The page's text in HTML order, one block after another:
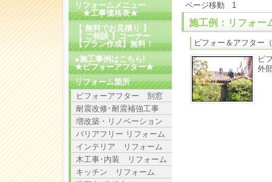
ページ移動
1
施工例：リフォー
ビフォー＆アフター
ビ
外
リフォームメニュー
★工事価格表★
【 無料でお見積り 】
【 ご相談 】コーナー
【プラン作成】無料！
●施工事例はこちら!
★ビフォーアフター★
リフォーム箇所
ビフォーアフター 別窓
耐震改修･耐震補強工事
増改築・リノベーション
バリアフリー リフォーム
インテリア リフォーム
木工事･内装 リフォーム
キッチン リフォーム